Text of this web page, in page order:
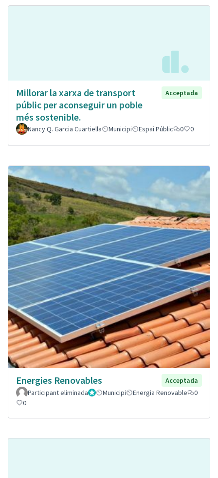
Millorar la xarxa de transport
públic per aconseguir un poble
més sostenible.
Acceptada
Nancy Q. Garcia Cuartiella Municipi Espai Públic 0 0
Energies Renovables
Acceptada
Participant eliminadaAdministrador
Municipi Energia Renovable
0
0